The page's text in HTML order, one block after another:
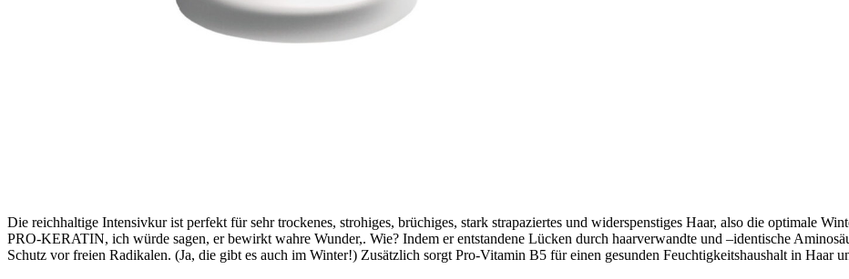
Die reichhaltige Intensivkur ist perfekt für sehr trockenes, strohiges, brüchiges, stark strapaziertes und widerspenstiges Haar, also die optimale
PRO-KERATIN, ich würde sagen, er bewirkt wahre Wunder,. Wie? Indem er entstandene Lücken durch haarverwandte und –identische
Schutz vor freien Radikalen. (Ja, die gibt es auch im Winter!) Zusätzlich sorgt Pro-Vitamin B5 für einen gesunden Feuchtigkeitshaushalt in Haar